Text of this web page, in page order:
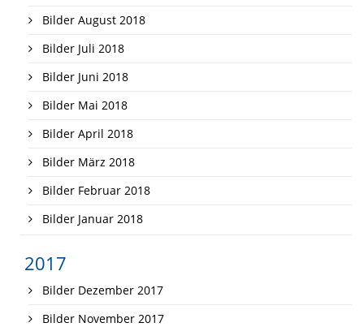
Bilder August 2018
Bilder Juli 2018
Bilder Juni 2018
Bilder Mai 2018
Bilder April 2018
Bilder März 2018
Bilder Februar 2018
Bilder Januar 2018
2017
Bilder Dezember 2017
Bilder November 2017